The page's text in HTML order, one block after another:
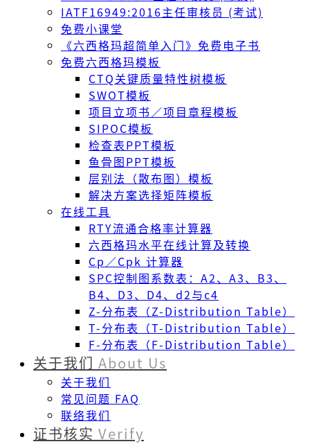
IATF16949:2016主任审核员 (考试)
免费小课堂
《六西格玛超简单入门》免费电子书
免费六西格玛模板
CTQ关键质量特性树模板
SWOT模板
项目立项书／项目章程模板
SIPOC模板
检查表PPT模板
鱼骨图PPT模板
层别法（散布图）模板
解决方案选择矩阵模板
在线工具
RTY流通合格率计算器
六西格玛水平在线计算及转换
Cp／Cpk 计算器
SPC控制图系数表：A2、A3、B3、
B4、D3、D4、d2与c4
Z-分布表（Z-Distribution Table）
T-分布表（T-Distribution Table）
F-分布表（F-Distribution Table）
关于我们 About Us
关于我们
常见问题 FAQ
联络我们
证书核实 Verify